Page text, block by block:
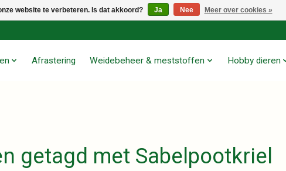
Afrastering Weidebeheer & meststoffen Hobby dieren
getagd met Sabelpootkriel
website te verbeteren. Is dat akkoord? Ja Nee Meer over cookies »